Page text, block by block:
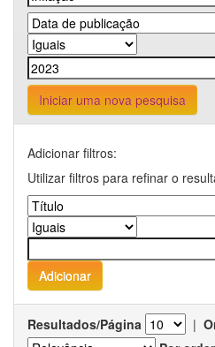
Iniciar uma nova pesquisa
Adicionar filtros:
Utilizar filtros para refinar o
Resultados/Página |